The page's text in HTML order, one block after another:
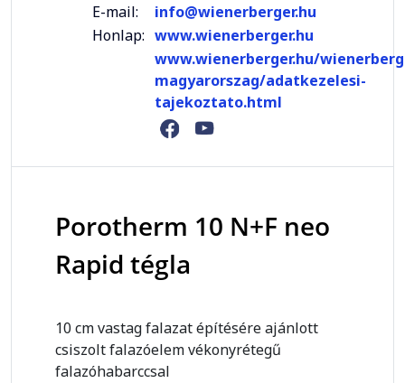
E-mail:
info@wienerberger.hu
Honlap: www.wienerberger.hu
www.wienerberger.hu/
magyarorszag/adatkezelesi-
tajekoztato.html
Porotherm 10 N+F neo
Rapid tégla
10 cm vastag falazat építésére ajánlott
csiszolt falazóelem vékonyrétegű
falazóhabarccsal